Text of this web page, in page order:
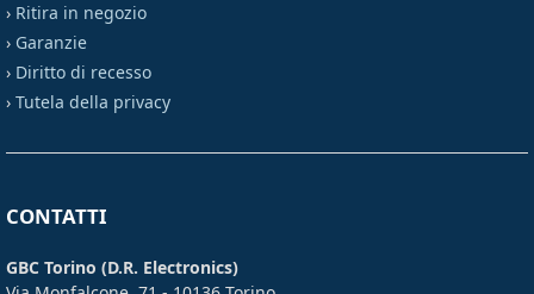
› Ritira in negozio
› Garanzie
› Diritto di recesso
› Tutela della privacy
CONTATTI
GBC Torino (D.R. Electronics)